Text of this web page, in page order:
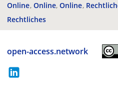
Online Online Online
Rechtliches
open-access.network